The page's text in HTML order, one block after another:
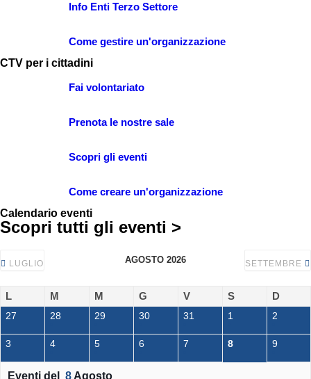
Info Enti Terzo Settore
Come gestire un'organizzazione
CTV per i cittadini
Fai volontariato
Prenota le nostre sale
Scopri gli eventi
Come creare un'organizzazione
Calendario eventi
Scopri tutti gli eventi >
LUGLIO AGOSTO 2026 SETTEMBRE
L M M G V S D
27 28 29 30 31 1 2
3 4 5 6 7 8 9
Eventi del 8 Agosto